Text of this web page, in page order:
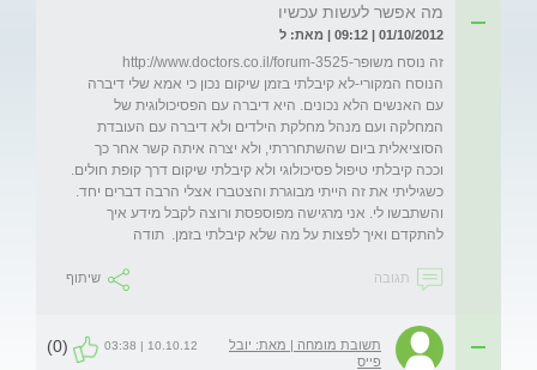
מה אפשר לעשות עכשיו
01/10/2012 | 09:12 | מאת: ל
הנוסח המקורי-לא קיבלתי בזמן שיקום נכון כי אמא שלי דיברה
עם האנשים הלא נכונים. היא דיברה עם הפסיכולוגית של
המחלקה ועם מנהל מחלקת הילדים ולא דיברה עם העובדת
הסוציאלית ביום שהשתחררתי, ולא יצרה איתה קשר אחר כך
וככה קיבלתי טיפול פסיכולוגי ולא קיבלתי שיקום דרך קופת חולים.
כשגיליתי את זה הייתי מבוגרת והצטברו אצלי הרבה דברים יחד.
והשתבשו לי. אני מרגישה מפוספסת ורוצה לקבל מידע איך
להתקדם ואיך לפצות על מה שלא קיבלתי בזמן.  תודה
תגובה שיתוף
תשובת מומחה | מאת: יובל
פייס
10.10.12 | 03:38
(0)